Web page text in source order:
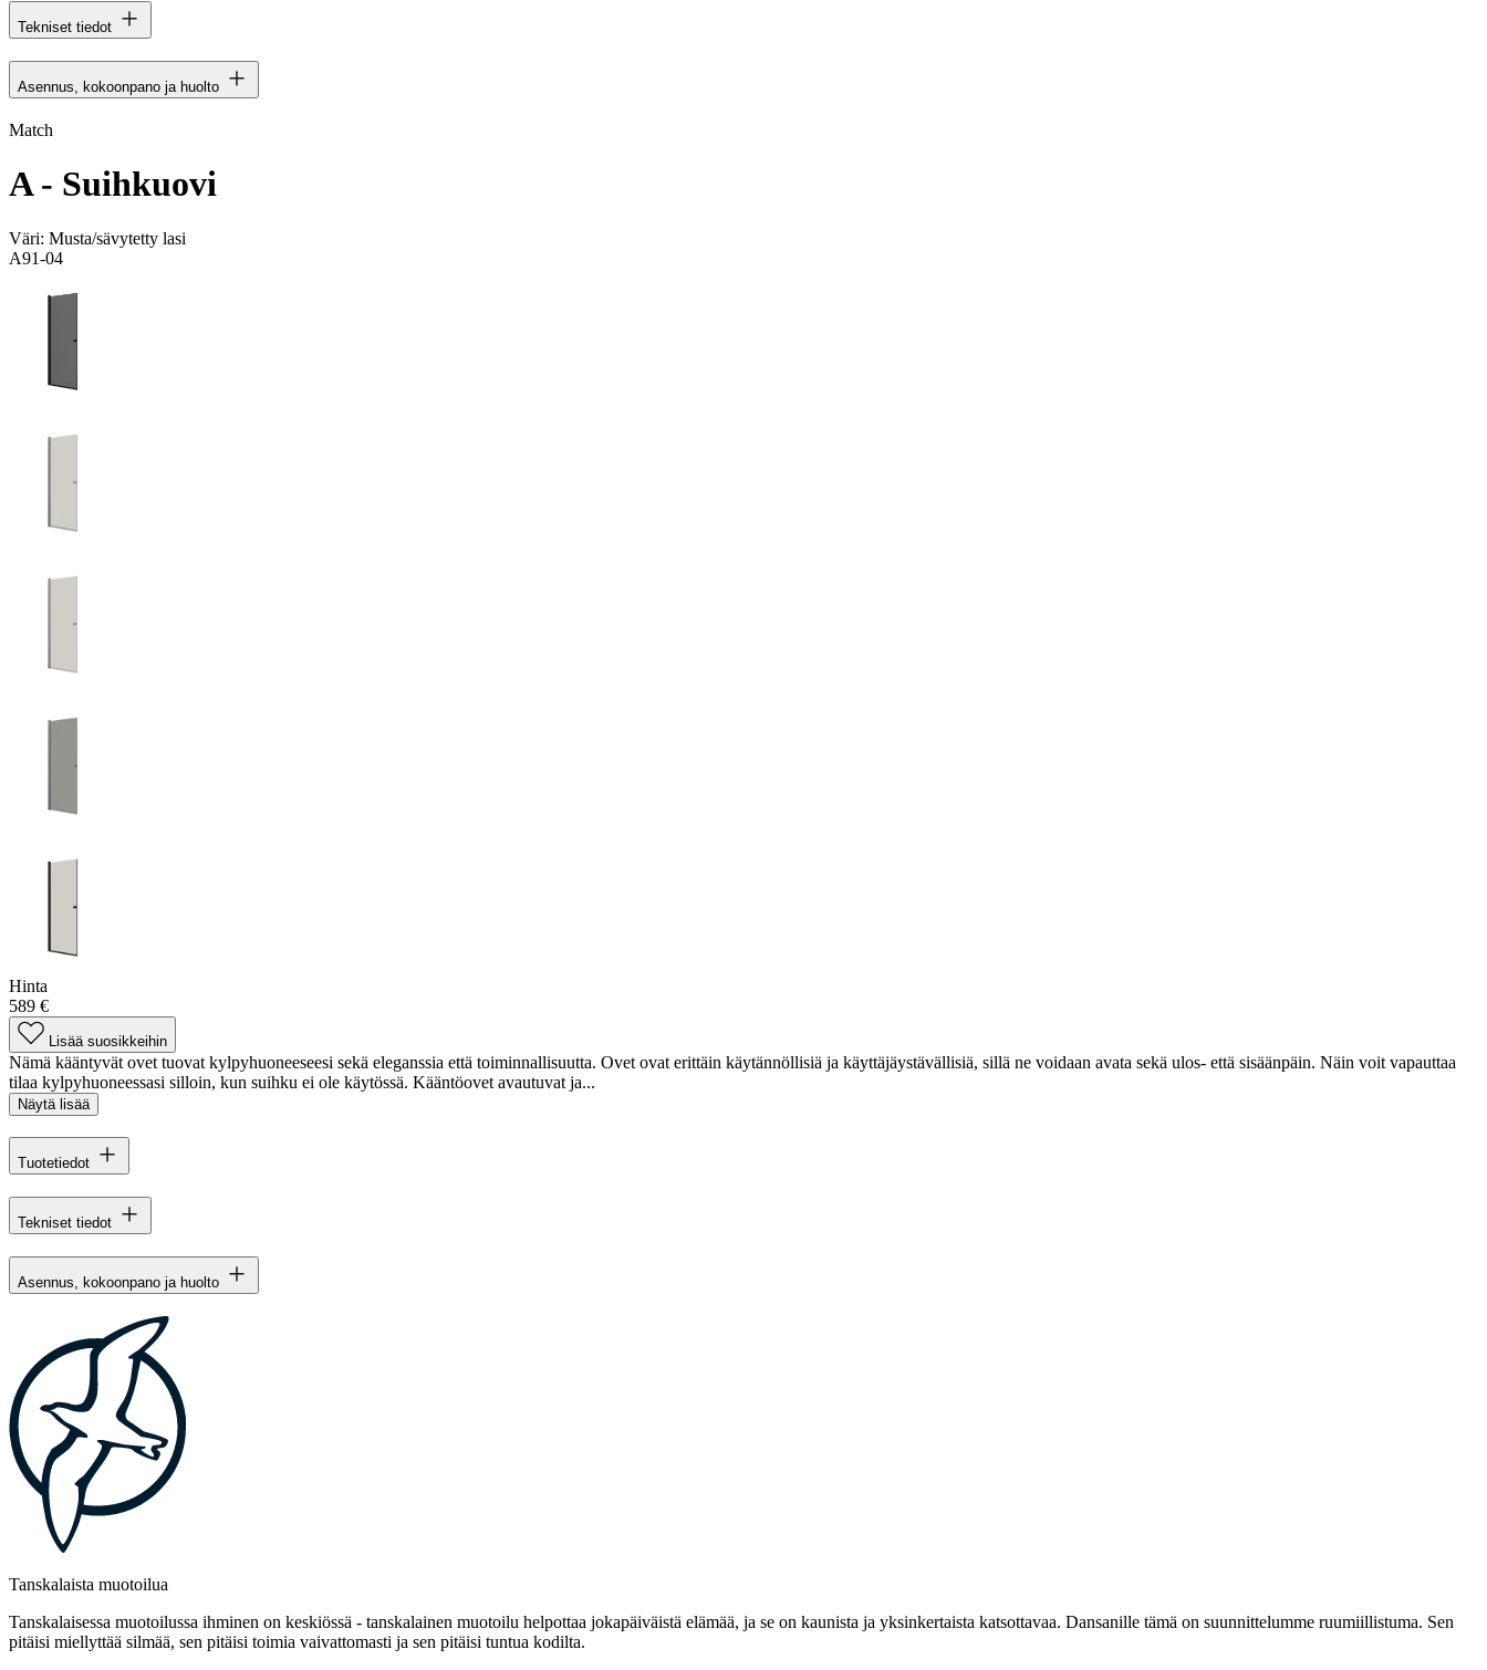
Tekniset tiedot
Asennus, kokoonpano ja huolto
Match
A - Suihkuovi
Väri: Musta/sävytetty lasi
A91-04
Hinta
589 €
Lisää suosikkeihin
Nämä kääntyvät ovet tuovat kylpyhuoneeseesi sekä eleganssia että toiminnallisuutta. Ovet ovat erittäin käytännöllisiä ja käyttäjäystävällisiä, sillä ne voidaan avata sekä ulos- että sisäänpäin. Näin voit vapauttaa
tilaa kylpyhuoneessasi silloin, kun suihku ei ole käytössä. Kääntöovet avautuvat ja...
Näytä lisää
Tuotetiedot
Tekniset tiedot
Asennus, kokoonpano ja huolto
Tanskalaista muotoilua
Tanskalaisessa muotoilussa ihminen on keskiössä - tanskalainen muotoilu helpottaa jokapäiväistä elämää, ja se on kaunista ja yksinkertaista katsottavaa. Dansanille tämä on suunnittelumme ruumiillistuma. Sen
pitäisi miellyttää silmää, sen pitäisi toimia vaivattomasti ja sen pitäisi tuntua kodilta.